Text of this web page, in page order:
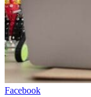
Facebook